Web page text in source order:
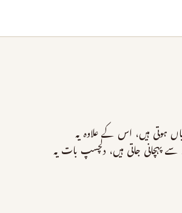
ہوتی ہیں، اس کے علاوہ یہ
سے پہچانی جاتی ہیں، دلچسپ بات یہ